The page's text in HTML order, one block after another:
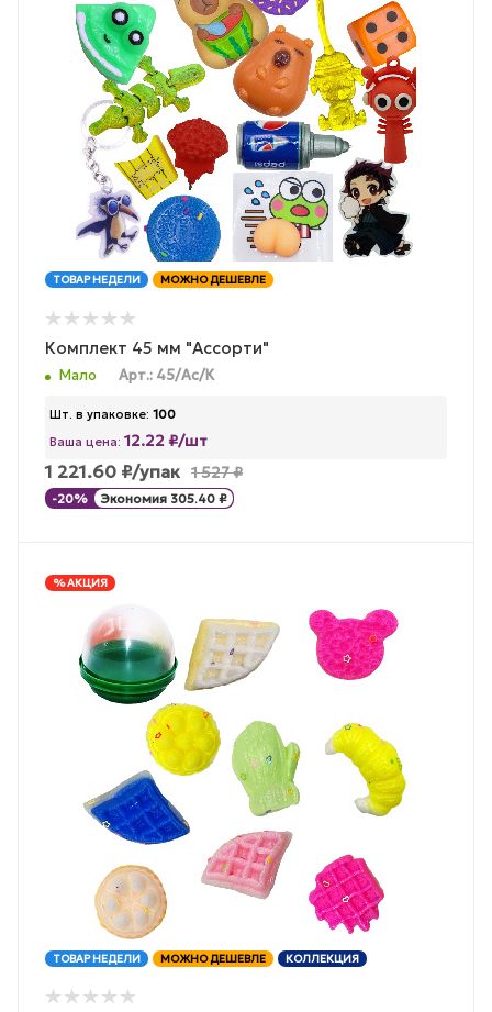
ТОВАР НЕДЕЛИ МОЖНО ДЕШЕВЛЕ
Комплект 45 мм "Ассорти"
Мало Арт.: 45/Ас/К
Шт. в упаковке: 100
Ваша цена: 12.22 ₽/шт
1 221.60 ₽/упак 1 527₽
-20% Экономия 305.40 ₽
% АКЦИЯ
ТОВАР НЕДЕЛИ МОЖНО ДЕШЕВЛЕ КОЛЛЕКЦИЯ